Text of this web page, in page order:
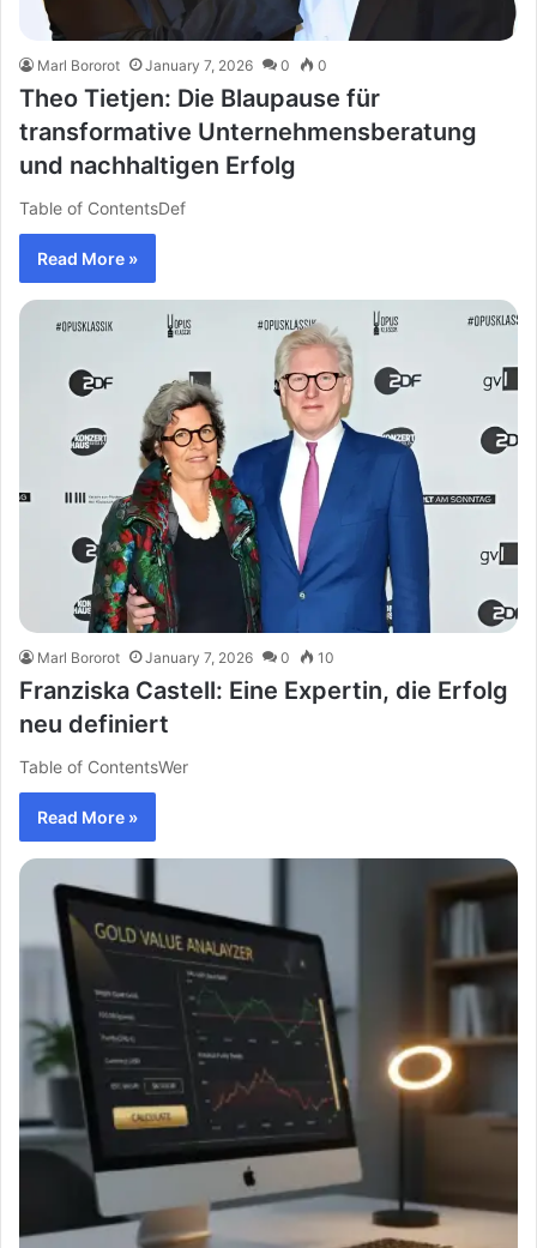
Marl Bororot January 7, 2026 0 0
Theo Tietjen: Die Blaupause für
transformative Unternehmensberatung
und nachhaltigen Erfolg
Table of ContentsDef
Read More »
Marl Bororot January 7, 2026 0 10
Franziska Castell: Eine Expertin, die Erfolg
neu definiert
Table of ContentsWer
Read More »